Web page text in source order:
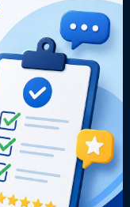
E-sic
Como
solicitar
Consulte sua
Solicitação
Decretos
Estatísticas
Formulários
Prazos e
autoridades